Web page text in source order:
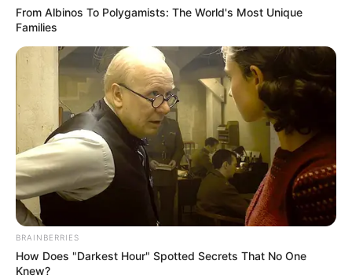
3 – Enrole o barbante dando várias voltas bem
juntas. Não estique o fio, pois isso pode deformar
o vaso.
Dica : Faça todo o trabalho com a tampa na
garrafa, isto mantém uma certa pressão na
garrafa, evitando deformar a mesma enquanto
enrola o barbante.
From Albinos To Polygamists: The World's Most Unique
Families
BRAINBERRIES
How Does "Darkest Hour" Spotted Secrets That No One
Knew?